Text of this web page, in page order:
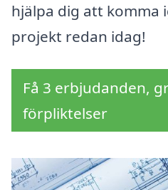
hjälpa dig att komma
projekt redan idag!
Få 3 erbjudanden,
förpliktelser